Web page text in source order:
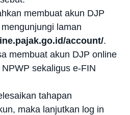
membuat akun DJP
laman
account/.
membuat akun DJP online
sekaligus e-FIN
tahapan
maka lanjutkan log in